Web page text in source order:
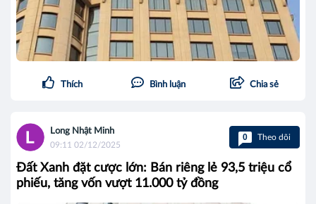
Thích Bình luận Chia sẻ
Long Nhật Minh
09:11 02/12/2025
0 Theo dõi
Đất Xanh đặt cược lớn: Bán riêng lẻ 93,5 triệu cổ
phiếu, tăng vốn vượt 11.000 tỷ đồng